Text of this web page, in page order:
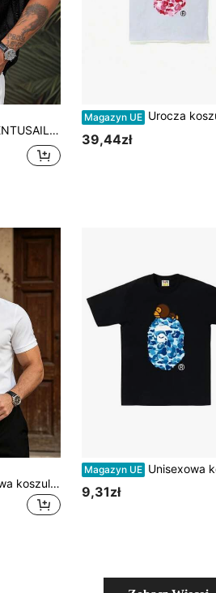
siateczki żakardowej, półprzezroczysta, letnia, hawajska, luźna, zapinana na guziki, przezroczysta, gładka, czarna, wakacyjna, plażowa, świąteczna
Magazyn UE Urocza koszulka z nadrukiem w stylu kreskówkowym, miękka bawełniana bluzka z okrągłym
39,44zł
Męska letnia casualowa koszulka polo z krótkim rękawem, gładka, zapinana na guziki, do codziennych dojazdów, odpowiednia do golfa i sportu, czarna
Magazyn UE Unisexowa koszulka z czystej bawełny z nadrukiem w niebieski kamuflaż w stylu
9,31zł